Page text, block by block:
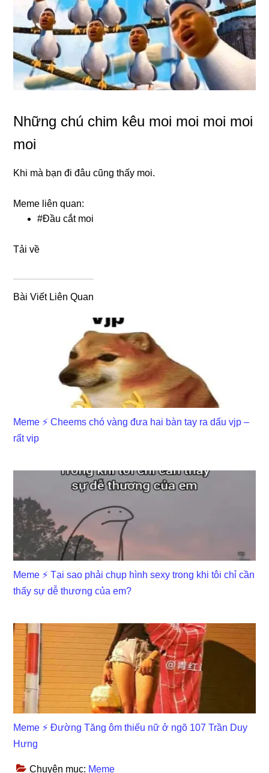
Những chú chim kêu moi moi moi moi
moi
Khi mà bạn đi đâu cũng thấy moi.
Meme liên quan:
#Đầu cắt moi
Tải về
Bài Viết Liên Quan
Meme ⚡ Cheems chó vàng đưa hai bàn tay ra dấu vjp –
rất vip
Meme ⚡ Tại sao phải chụp hình sexy trong khi tôi chỉ cần
thấy sự dễ thương của em?
Meme ⚡ Đường Tăng ôm thiếu nữ ở ngõ 107 Trần Duy
Hưng
Chuyên mục: Meme